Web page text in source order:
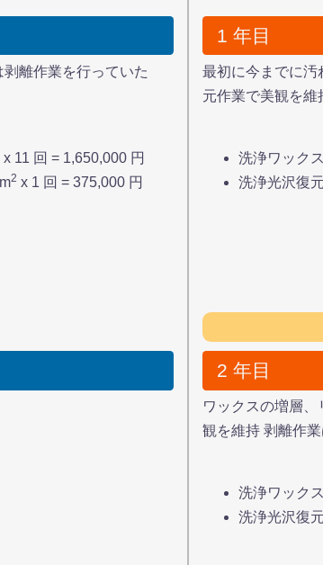
離作業を行っていた
x 11 回 = 1,650,000 円
2 x 1 回 = 375,000 円
1 年目
最初に今までに汚
元作業で美観を維
洗浄ワック
洗浄光沢復
2 年目
ワックスの増層
観を維持 剥離作
洗浄ワック
洗浄光沢復